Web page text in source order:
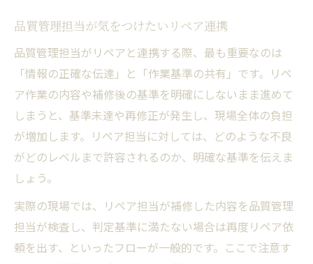
品質管理担当が気をつけたいリペア連携
品質管理担当がリペアと連携する際、最も重要なのは
「情報の正確な伝達」と「作業基準の共有」です。リペ
ア作業の内容や補修後の基準を明確にしないまま進めて
しまうと、基準未達や再修正が発生し、現場全体の負担
が増加します。リペア担当に対しては、どのような不良
がどのレベルまで許容されるのか、明確な基準を伝えま
しょう。
実際の現場では、リペア担当が補修した内容を品質管理
担当が検査し、判定基準に満たない場合は再度リペア依
頼を出す、といったフローが一般的です。ここで注意す